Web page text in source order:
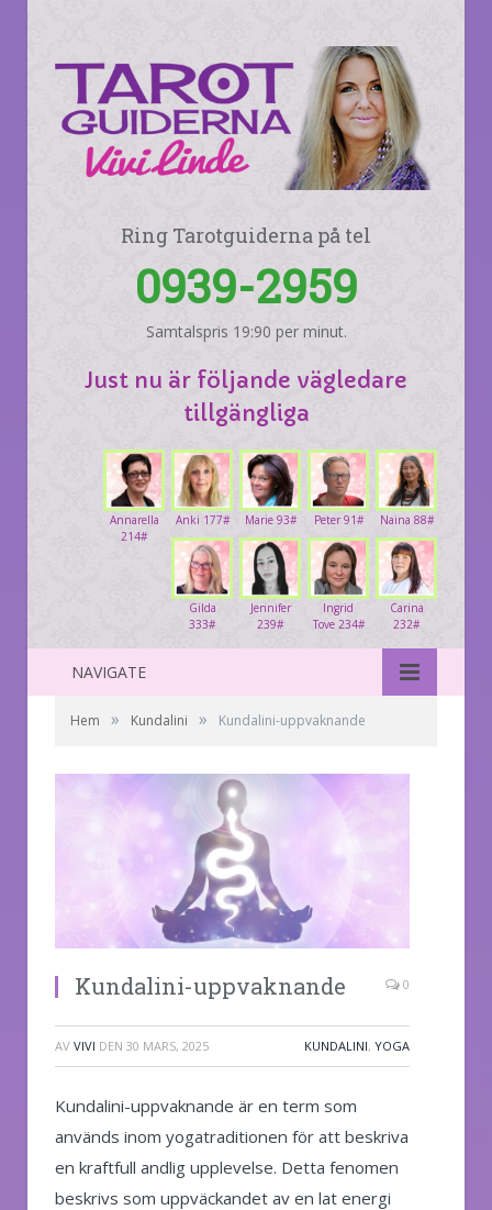
Ring Tarotguiderna på tel
0939-2959
Samtalspris 19:90 per minut.
Just nu är följande vägledare
tillgängliga
Naina 88#
Peter 91#
Marie 93#
Anki 177#
Annarella
214#
Carina
232#
Ingrid
Tove 234#
Jennifer
239#
Gilda
333#
NAVIGATE
Hem » Kundalini » Kundalini-uppvaknande
Kundalini-uppvaknande 0
AV VIVI DEN 30 MARS, 2025 KUNDALINI, YOGA
Kundalini-uppvaknande är en term som
används inom yogatraditionen för att beskriva
en kraftfull andlig upplevelse. Detta fenomen
beskrivs som uppväckandet av en lat energi